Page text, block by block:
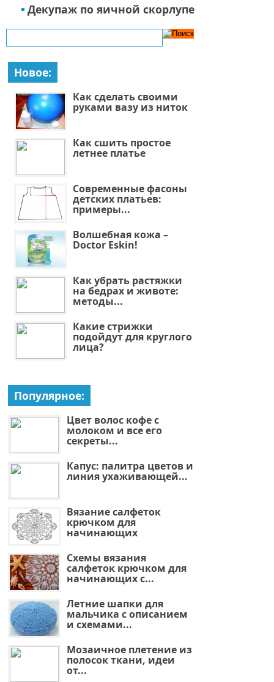
Декупаж по яичной скорлупе
Новое:
Как сделать своими
руками вазу из ниток
Как сшить простое
летнее платье
Современные фасоны
детских платьев:
примеры...
Волшебная кожа –
Doctor Eskin!
Как убрать растяжки
на бедрах и животе:
методы...
Какие стрижки
подойдут для круглого
лица?
Популярное:
Цвет волос кофе с
молоком и все его
секреты...
Капус: палитра цветов и
линия ухаживающей...
Вязание салфеток
крючком для
начинающих
Схемы вязания
салфеток крючком для
начинающих с...
Летние шапки для
мальчика с описанием
и схемами...
Мозаичное плетение из
полосок ткани, идеи
от...